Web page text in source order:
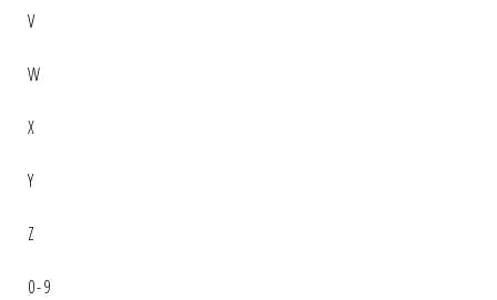
V
W
X
Y
Z
0-9